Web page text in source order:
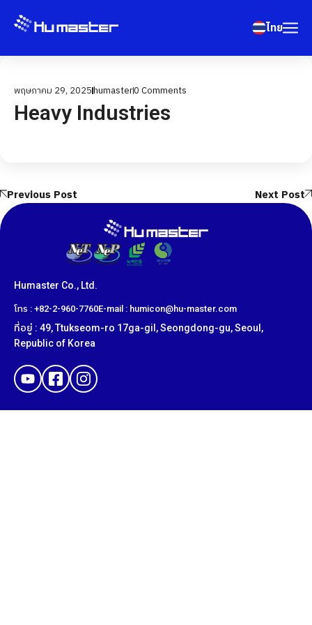
ไทย
พฤษภาคม 29, 2025humaster0Comments
Heavy Industries
Previous Post Next Post
Humaster Co., Ltd.
โทร : +82-2-960-7760E-mail : humicon@hu-master.com
ที่อยู่ : 49, Ttukseom-ro 17ga-gil, Seongdong-gu, Seoul,
Republic of Korea